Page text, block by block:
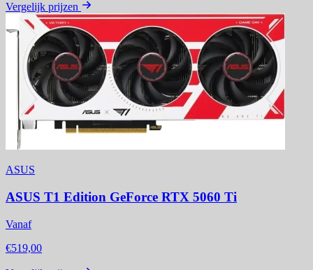
Vergelijk prijzen
ASUS
ASUS T1 Edition GeForce RTX 5060 Ti
Vanaf
€519,00